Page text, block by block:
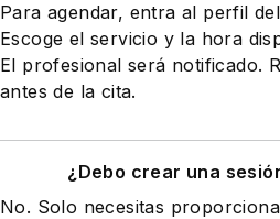
Para agendar, entra al perfil
Escoge el servicio y la hora
El profesional será notificado.
antes de la cita.
¿Debo crear una
No. Solo necesitas